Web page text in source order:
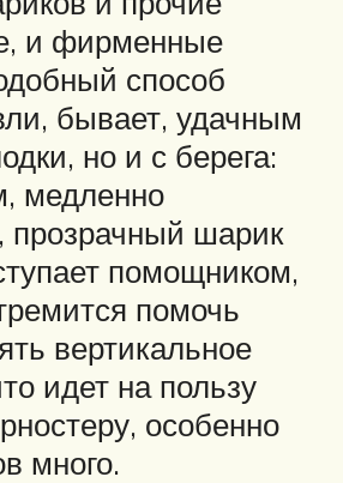
и фирменные
способ
бывает, удачным
но и с берега:
медленно
прозрачный шарик
помощником,
помочь
вертикальное
идет на пользу
особенно
много.